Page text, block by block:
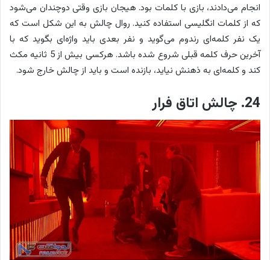
انجام می‌دادند، بازی با کلمات بود. هیجان بازی وقتی دوچندان می‌شود
که از کلمات انگلیسی استفاده کنید. روال چالش به این شکل است که
یک نفر کلمه‌ای رندوم می‌گوید و نفر بعدی باید واژه‌ای بگوید که با
آخرین حرف کلمه قبلی شروع شده باشد. هرکسی بیش از 5 ثانیه مکث
کند و کلمه‌ای به ذهنش نیاید، بازنده است و باید از چالش خارج شود.
24. چالش اتاق فرار